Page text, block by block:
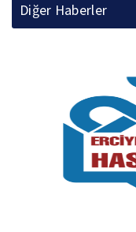
Diğer Haberler